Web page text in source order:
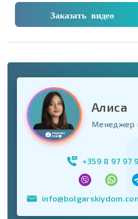
Заказать видео
Алиса
Менеджер
+359 8 97 97